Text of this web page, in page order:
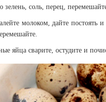
зелень, соль, перец,
молоком, дайте постоять
яйца сварите, остудите и